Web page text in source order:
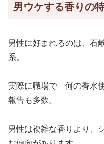
男ウケする香りの
男性に好まれるのは、石
系。
実際に職場で「何の香水
報告も多数。
男性は複雑な香りより、